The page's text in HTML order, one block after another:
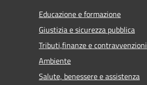
Educazione e formazione
Giustizia e sicurezza pubblica
Tributi,finanze e contravvenzioni
Ambiente
Salute, benessere e assistenza